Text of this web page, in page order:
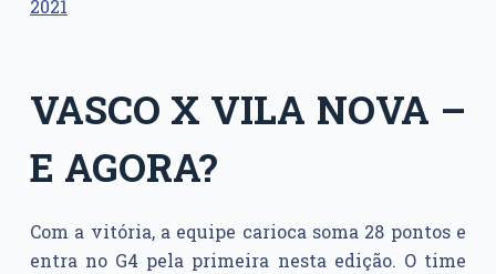
2021
VASCO X VILA NOVA –
E AGORA?
Com a vitória, a equipe carioca soma 28 pontos e
entra no G4 pela primeira nesta edição. O time